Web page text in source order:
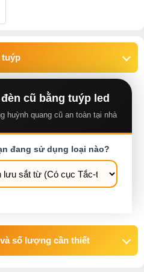
tuýp
cũ bằng tuýp led
huỳnh quang cũ an toàn tại nhà
đang sử dụng loại nào?
số lượng cần thiết